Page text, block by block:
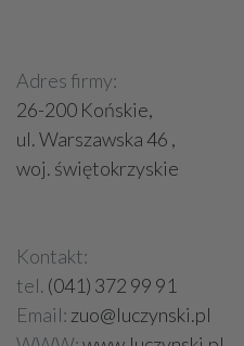
Adres firmy:
26-200 Końskie,
ul. Warszawska 46 ,
woj. świętokrzyskie
Kontakt:
tel. (041) 372 99 91
Email: zuo@luczynski.pl